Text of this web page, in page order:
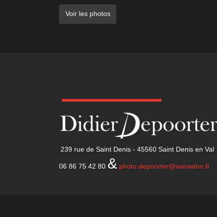
Voir les photos
239 rue de Saint Denis - 45560 Saint Denis en Val
06 86 75 42 80 & photo.depoorter@wanadoo.fr